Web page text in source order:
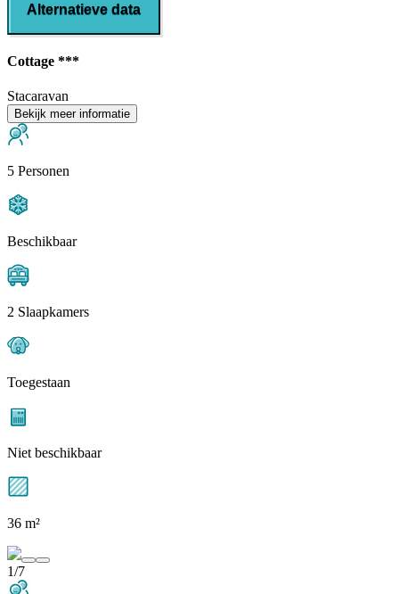
Alternatieve data
Cottage ***
Stacaravan
Bekijk meer informatie
5 Personen
Beschikbaar
2 Slaapkamers
Toegestaan
Niet beschikbaar
36 m²
1/7